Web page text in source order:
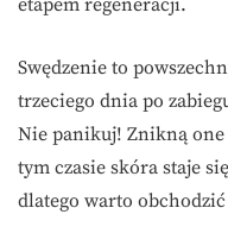
etapem regeneracji.
Swędzenie to
trzeciego dnia po
Nie panikuj! Znikną
tym czasie skóra staje
dlatego warto